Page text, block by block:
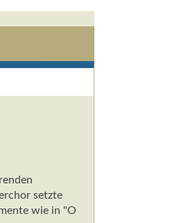
setzte
wie in "O